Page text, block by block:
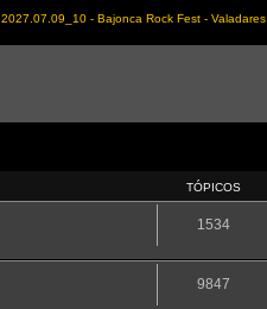
2027.07.09_10 - Bajonca Rock Fest -
TÓPICOS
1534
9847